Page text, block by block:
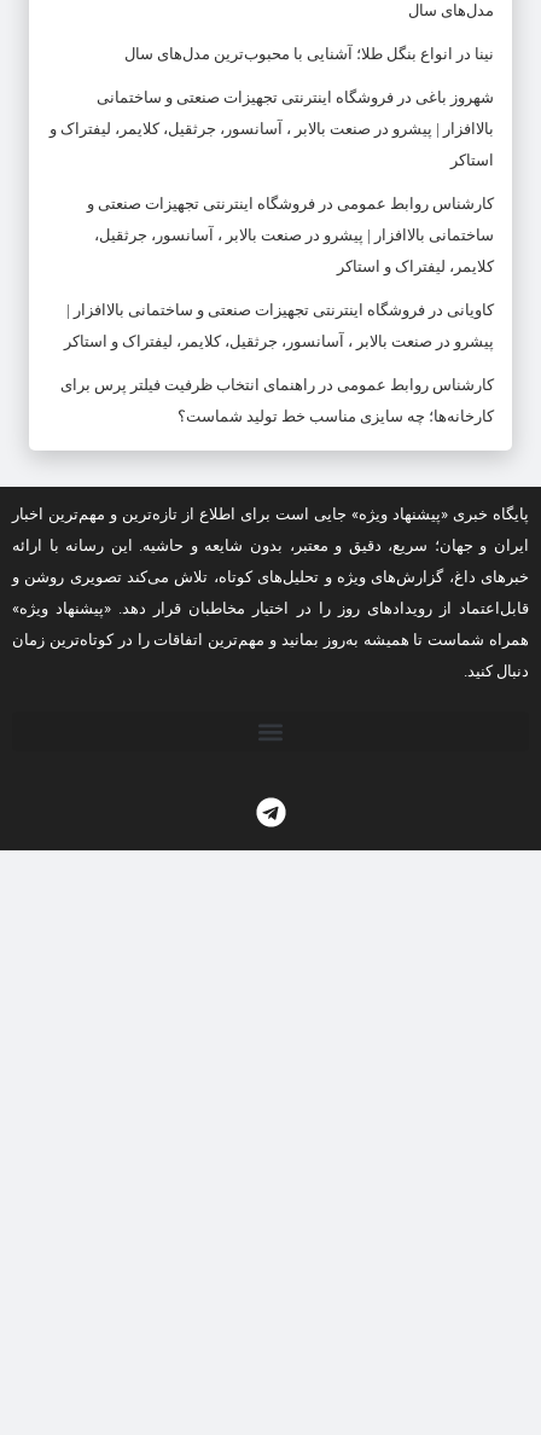
مدل‌های سال
نینا در انواع بنگل طلا؛ آشنایی با محبوب‌ترین مدل‌های سال
شهروز باغی در فروشگاه اینترنتی تجهیزات صنعتی و ساختمانی
بالاافزار | پیشرو در صنعت بالابر ، آسانسور، جرثقیل، کلایمر، لیفتراک و
استاکر
کارشناس روابط عمومی در فروشگاه اینترنتی تجهیزات صنعتی و
ساختمانی بالاافزار | پیشرو در صنعت بالابر ، آسانسور، جرثقیل،
کلایمر، لیفتراک و استاکر
کاویانی در فروشگاه اینترنتی تجهیزات صنعتی و ساختمانی بالاافزار |
پیشرو در صنعت بالابر ، آسانسور، جرثقیل، کلایمر، لیفتراک و استاکر
کارشناس روابط عمومی در راهنمای انتخاب ظرفیت فیلتر پرس برای
کارخانه‌ها؛ چه سایزی مناسب خط تولید شماست؟
پایگاه خبری «پیشنهاد ویژه» جایی است برای اطلاع از تازه‌ترین و مهم‌ترین اخبار
ایران و جهان؛ سریع، دقیق و معتبر، بدون شایعه و حاشیه. این رسانه با ارائه
خبرهای داغ، گزارش‌های ویژه و تحلیل‌های کوتاه، تلاش می‌کند تصویری روشن و
قابل‌اعتماد از رویدادهای روز را در اختیار مخاطبان قرار دهد. «پیشنهاد ویژه»
همراه شماست تا همیشه به‌روز بمانید و مهم‌ترین اتفاقات را در کوتاه‌ترین زمان
دنبال کنید.